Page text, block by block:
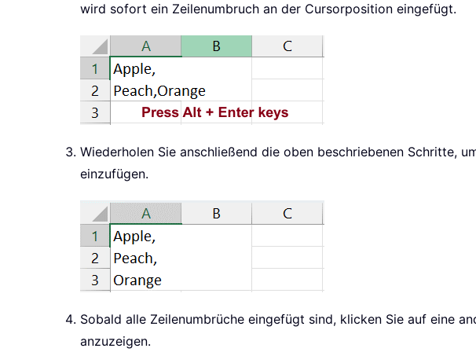
wird sofort ein Zeilenumbruch an der Cursorposition eingefügt.
Wiederholen Sie anschließend die oben beschriebenen Schritte,
einzufügen.
Sobald alle Zeilenumbrüche eingefügt sind, klicken Sie auf eine
anzuzeigen.